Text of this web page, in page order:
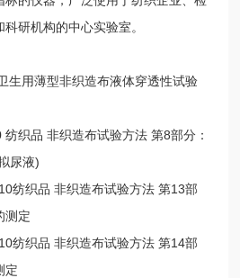
研机构的中心实验室。
用薄型非织造布液体穿透性试验
品 非织造布试验方法 第8部分：
尿液)
织品 非织造布试验方法 第13部
测定
织品 非织造布试验方法 第14部
定